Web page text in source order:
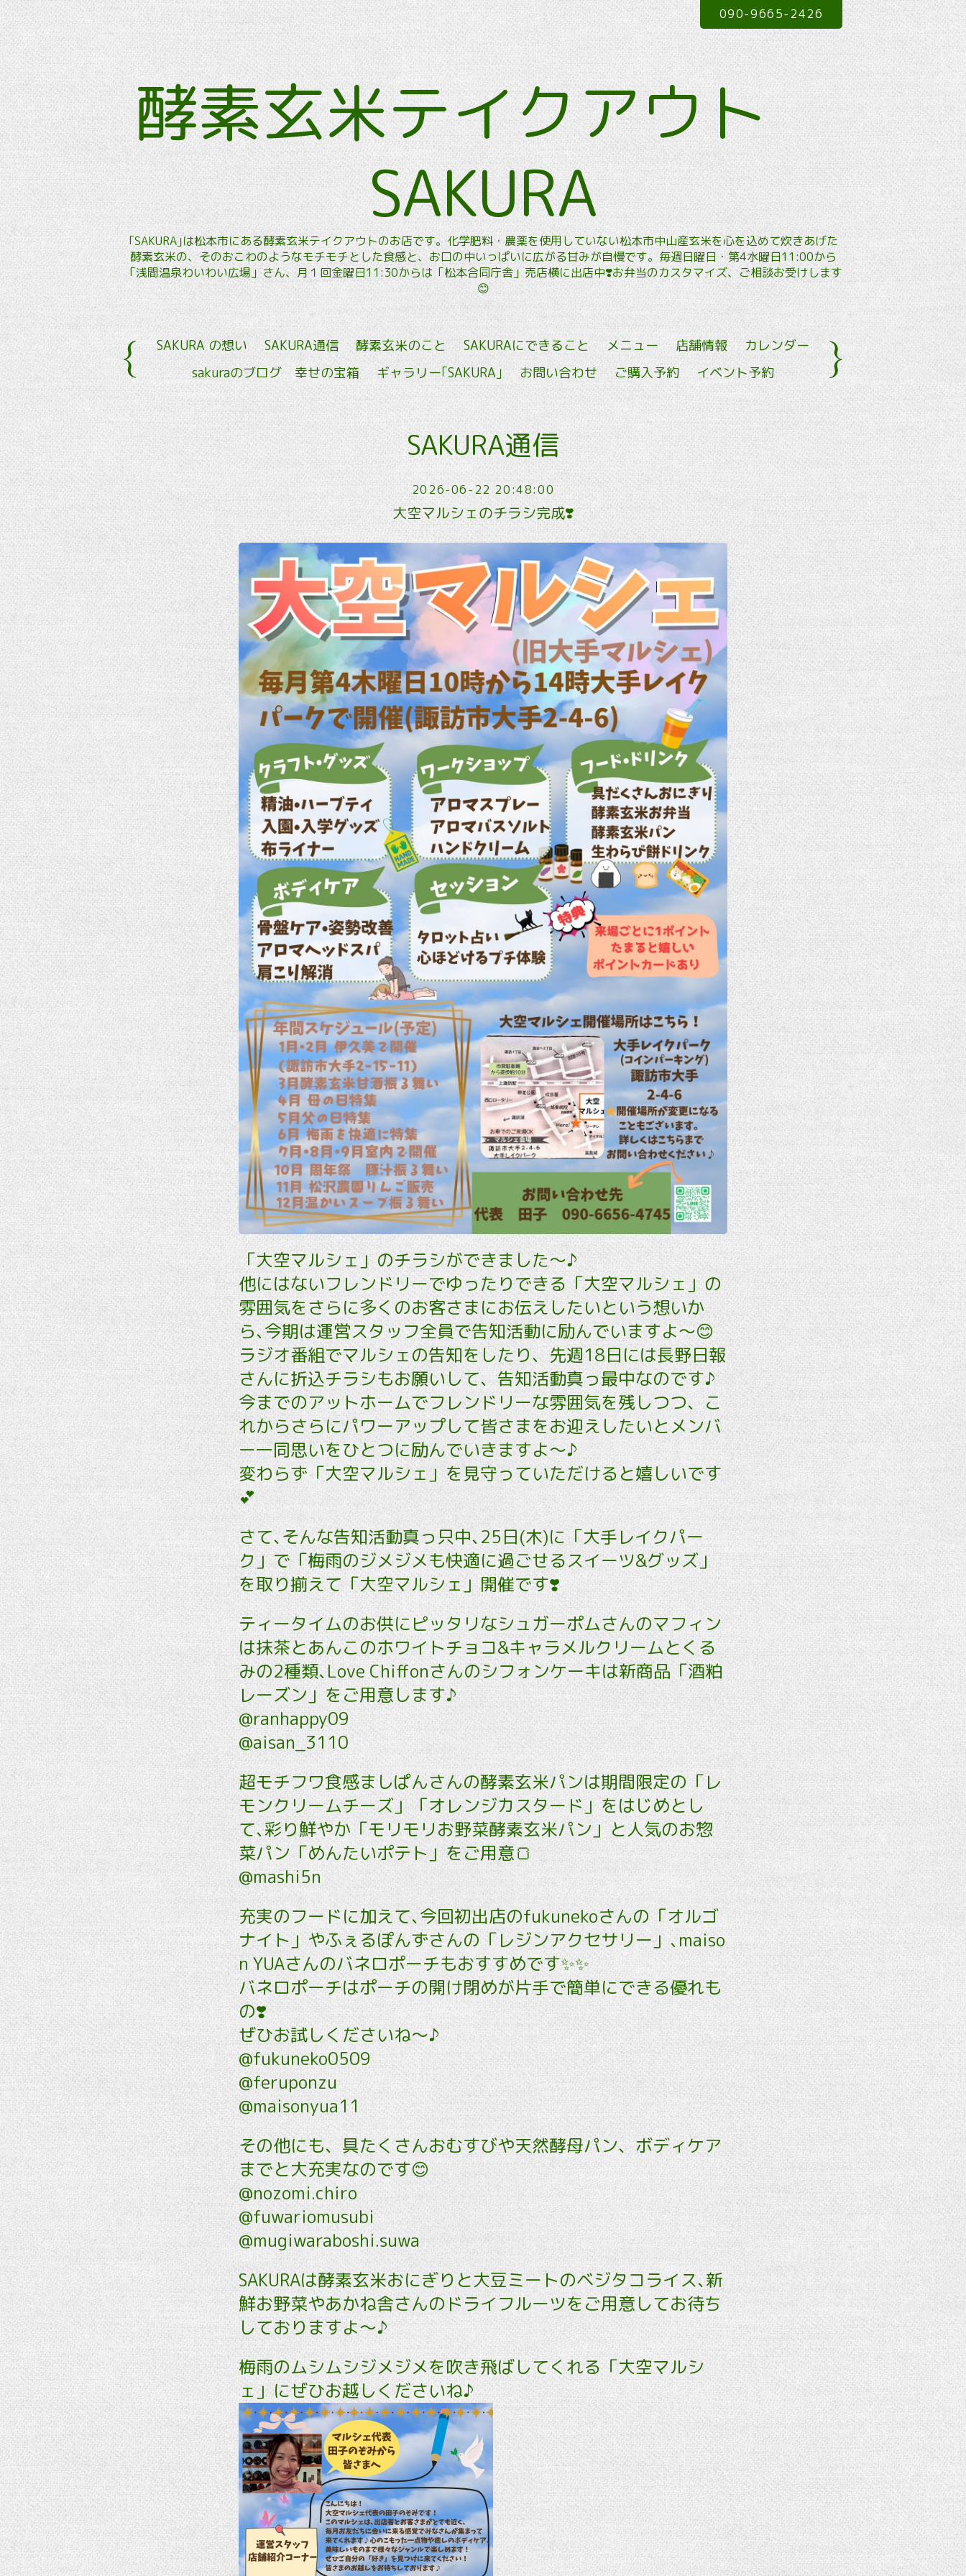
酵素玄米テイクアウト
SAKURA
｢SAKURA｣は松本市にある酵素玄米テイクアウトのお店です。化学肥料・農薬を使用していない松本市中山産玄米を心を込めて炊きあげた
酵素玄米の、そのおこわのようなモチモチとした食感と、お口の中いっぱいに広がる甘みが自慢です。毎週日曜日・第4水曜日11:00から
「浅間温泉わいわい広場」さん、月１回金曜日11:30からは「松本合同庁舎」売店横に出店中❣️お弁当のカスタマイズ、ご相談お受けします
😊
090-9665-2426
SAKURA の想い SAKURA通信 酵素玄米のこと SAKURAにできること メニュー 店舗情報
カレンダー
sakuraのブログ 幸せの宝箱
ギャラリー｢SAKURA｣ お問い合わせ ご購入予約 イベント予約
SAKURA通信
2026-06-22 20:48:00
大空マルシェのチラシ完成❣️
「大空マルシェ」のチラシができました～♪
他にはないフレンドリーでゆったりできる「大空マルシェ」の
雰囲気をさらに多くのお客さまにお伝えしたいという想いか
ら､今期は運営スタッフ全員で告知活動に励んでいますよ～😊
ラジオ番組でマルシェの告知をしたり、先週18日には長野日報
さんに折込チラシもお願いして、告知活動真っ最中なのです♪
今までのアットホームでフレンドリーな雰囲気を残しつつ、こ
れからさらにパワーアップして皆さまをお迎えしたいとメンバ
ー一同思いをひとつに励んでいきますよ～♪
変わらず「大空マルシェ」を見守っていただけると嬉しいです
💕
さて､そんな告知活動真っ只中､25日(木)に「大手レイクパー
ク」で「梅雨のジメジメも快適に過ごせるスイーツ&グッズ」
を取り揃えて「大空マルシェ」開催です❣️
ティータイムのお供にピッタリなシュガーポムさんのマフィン
は抹茶とあんこのホワイトチョコ&キャラメルクリームとくる
みの2種類､Love Chiffonさんのシフォンケーキは新商品「酒粕
レーズン」をご用意します♪
@ranhappy09
@aisan_3110
超モチフワ食感ましぱんさんの酵素玄米パンは期間限定の「レ
モンクリームチーズ」「オレンジカスタード」をはじめとし
て､彩り鮮やか「モリモリお野菜酵素玄米パン」と人気のお惣
菜パン「めんたいポテト」をご用意🍞
@mashi5n
充実のフードに加えて､今回初出店のfukunekoさんの「オルゴ
ナイト」やふぇるぽんずさんの「レジンアクセサリー」､maiso
n YUAさんのバネロポーチもおすすめです✨✨
バネロポーチはポーチの開け閉めが片手で簡単にできる優れも
の❣️
ぜひお試しくださいね～♪
@fukuneko0509
@feruponzu
@maisonyua11
その他にも、具たくさんおむすびや天然酵母パン、ボディケア
までと大充実なのです😊
@nozomi.chiro
@fuwariomusubi
@mugiwaraboshi.suwa
SAKURAは酵素玄米おにぎりと大豆ミートのベジタコライス､新
鮮お野菜やあかね舎さんのドライフルーツをご用意してお待ち
しておりますよ～♪
梅雨のムシムシジメジメを吹き飛ばしてくれる「大空マルシ
ェ」にぜひお越しくださいね♪